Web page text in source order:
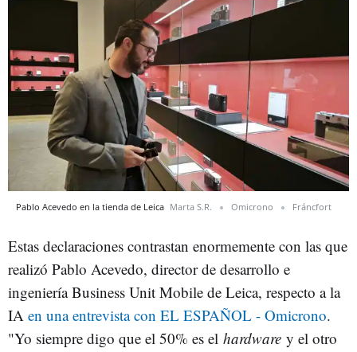
Pablo Acevedo en la tienda de Leica Marta S.R. Omicrono Fráncfort
Estas declaraciones contrastan enormemente con las que
realizó Pablo Acevedo, director de desarrollo e
ingeniería Business Unit Mobile de Leica, respecto a la
IA en una entrevista con EL ESPAÑOL - Omicrono.
"Yo siempre digo que el 50% es el hardware y el otro